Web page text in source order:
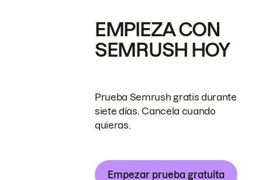
EMPIEZA CON
SEMRUSH HOY
Prueba Semrush gratis durante
siete días. Cancela cuando
quieras.
Empezar prueba gratuita